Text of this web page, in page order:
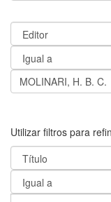
Utilizar filtros para